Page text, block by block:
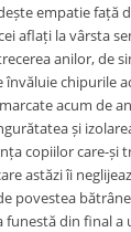
empatie față
aflați la vârsta
anilor, de
învăluie chipurile
acum de
și
copiilor care-și
astăzi îi
povestea
din final a